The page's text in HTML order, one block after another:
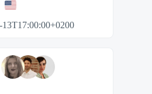
13T17:00:00+0200